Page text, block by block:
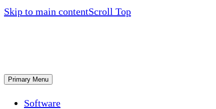
Skip to main contentScroll Top
Primary Menu
Software